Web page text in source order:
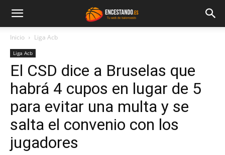
Inicio Liga Acb
Liga Acb
El CSD dice a Bruselas que
habrá 4 cupos en lugar de 5
para evitar una multa y se
salta el convenio con los
jugadores